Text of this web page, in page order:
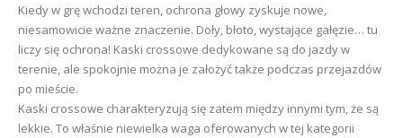
Kiedy w grę wchodzi teren, ochrona głowy zyskuje nowe,
niesamowicie ważne znaczenie. Doły, błoto, wystające gałęzie… tu
liczy się ochrona! Kaski crossowe dedykowane są do jazdy w
terenie, ale spokojnie można je założyć także podczas przejazdów
po mieście.
Kaski crossowe charakteryzują się zatem między innymi tym, że są
lekkie. To właśnie niewielka waga oferowanych w tej kategorii